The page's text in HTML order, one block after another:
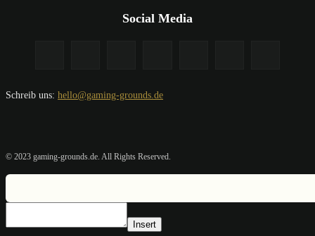
Social Media
Schreib uns: hello@gaming-grounds.de
© 2023 gaming-grounds.de. All Rights Reserved.
Insert